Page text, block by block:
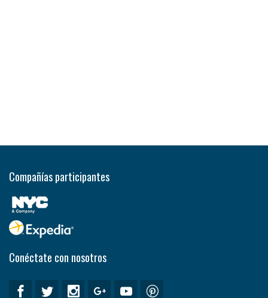
Compañías participantes
Conéctate con nosotros